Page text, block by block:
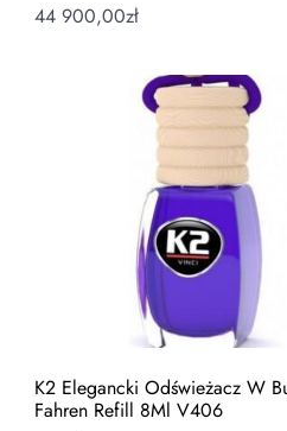
44 900,00zł
K2 Elegancki Odświeżacz W
Fahren Refill 8Ml V406